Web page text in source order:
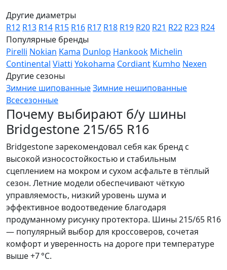
Другие диаметры
R12 R13 R14 R15 R16 R17 R18 R19 R20 R21 R22 R23 R24
Популярные бренды
Pirelli Nokian Kama Dunlop Hankook Michelin
Continental Viatti Yokohama Cordiant Kumho Nexen
Другие сезоны
Зимние шипованныеЗимние нешипованные
Всесезонные
Почему выбирают б/у шины
Bridgestone 215/65 R16
Bridgestone зарекомендовал себя как бренд с
высокой износостойкостью и стабильным
сцеплением на мокром и сухом асфальте в тёплый
сезон. Летние модели обеспечивают чёткую
управляемость, низкий уровень шума и
эффективное водоотведение благодаря
продуманному рисунку протектора. Шины 215/65 R16
— популярный выбор для кроссоверов, сочетая
комфорт и уверенность на дороге при температуре
выше +7 °C.